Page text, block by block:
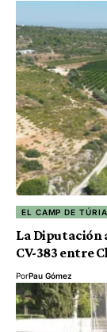
EL CAMP DE TÚRIA
La Diputación
CV-383 entre
PorPau Gómez